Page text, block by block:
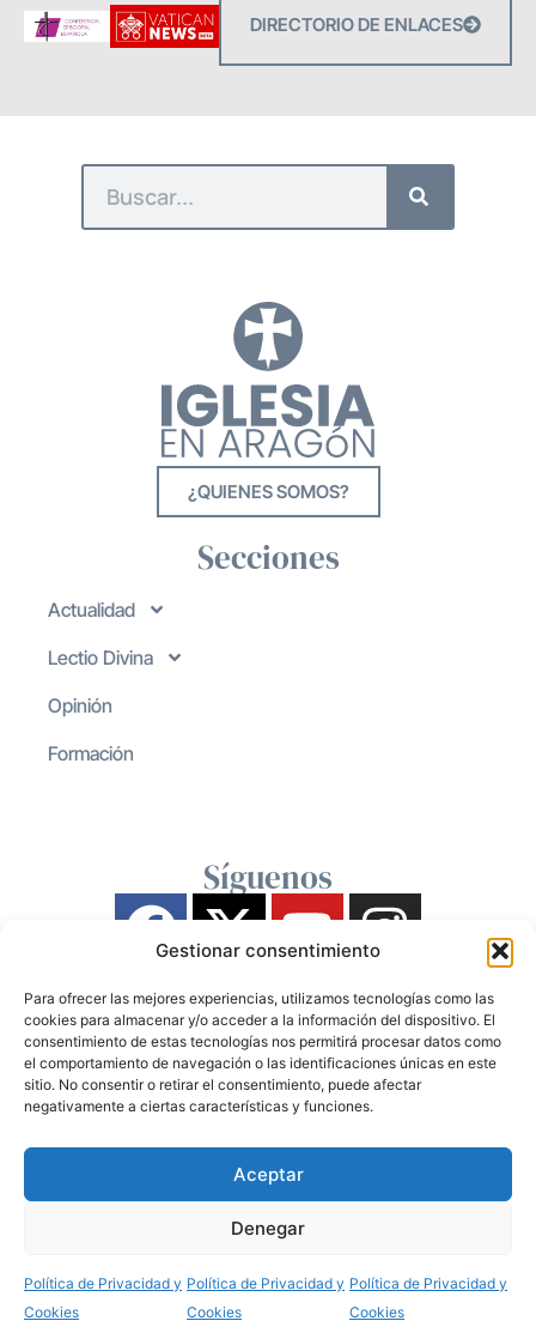
Gestionar consentimiento
Para ofrecer las mejores experiencias, utilizamos tecnologías como las
cookies para almacenar y/o acceder a la información del dispositivo. El
consentimiento de estas tecnologías nos permitirá procesar datos como
el comportamiento de navegación o las identificaciones únicas en este
sitio. No consentir o retirar el consentimiento, puede afectar
negativamente a ciertas características y funciones.
Aceptar
Denegar
Política de Privacidad y
Cookies
Política de Privacidad y
Cookies
Política de Privacidad y
Cookies
DIRECTORIO DE ENLACES
¿QUIENES SOMOS?
Secciones
Actualidad
Lectio Divina
Opinión
Formación
Síguenos